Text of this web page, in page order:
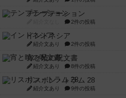
テンプテーション
2件の投稿
インドネシア
紹介文あり 2件の投稿
宵と暁の呪文書
紹介文あり 8件の投稿
リスボン・トラム 28
紹介文あり 9件の投稿